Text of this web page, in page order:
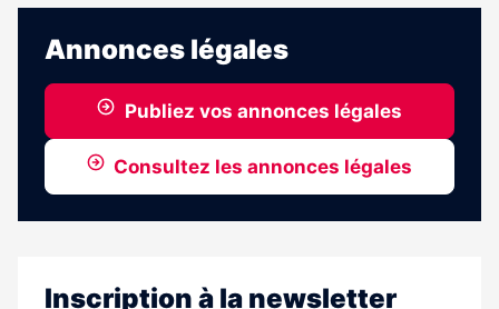
Annonces légales
Publiez vos annonces légales
Consultez les annonces légales
Inscription à la newsletter